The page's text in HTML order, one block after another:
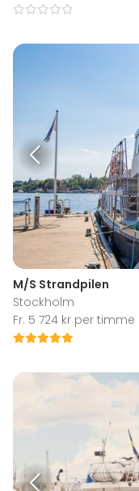
M/S Strandpilen
Stockholm
Fr. 5 724 kr per timme